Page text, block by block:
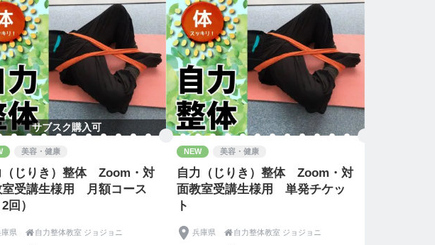
サブスク購入可
美容・健康
（じりき）整体 Zoom・対
室受講生様用 月額コース
2回）
庫県 自力整体教室 ジョジョニ
NEW 美容・健康
自力（じりき）整体 Zoom・対
面教室受講生様用 単発チケッ
ト
兵庫県 自力整体教室 ジョジョニ